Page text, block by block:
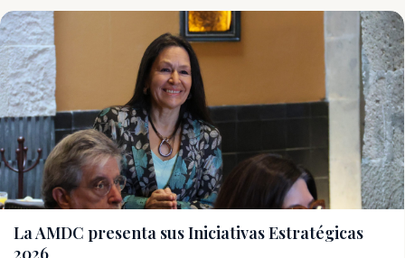
La AMDC presenta sus Iniciativas Estratégicas
2026